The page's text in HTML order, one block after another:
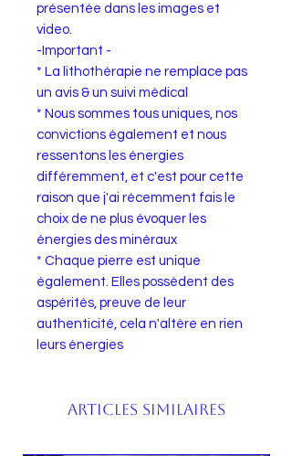
présentée dans les images et
video.
-Important -
* La lithothérapie ne remplace pas
un avis & un suivi médical
* Nous sommes tous uniques, nos
convictions également et nous
ressentons les énergies
différemment, et c'est pour cette
raison que j'ai récemment fais le
choix de ne plus évoquer les
énergies des minéraux
* Chaque pierre est unique
également. Elles possèdent des
aspérités, preuve de leur
authenticité, cela n'altère en rien
leurs énergies
Articles similaires